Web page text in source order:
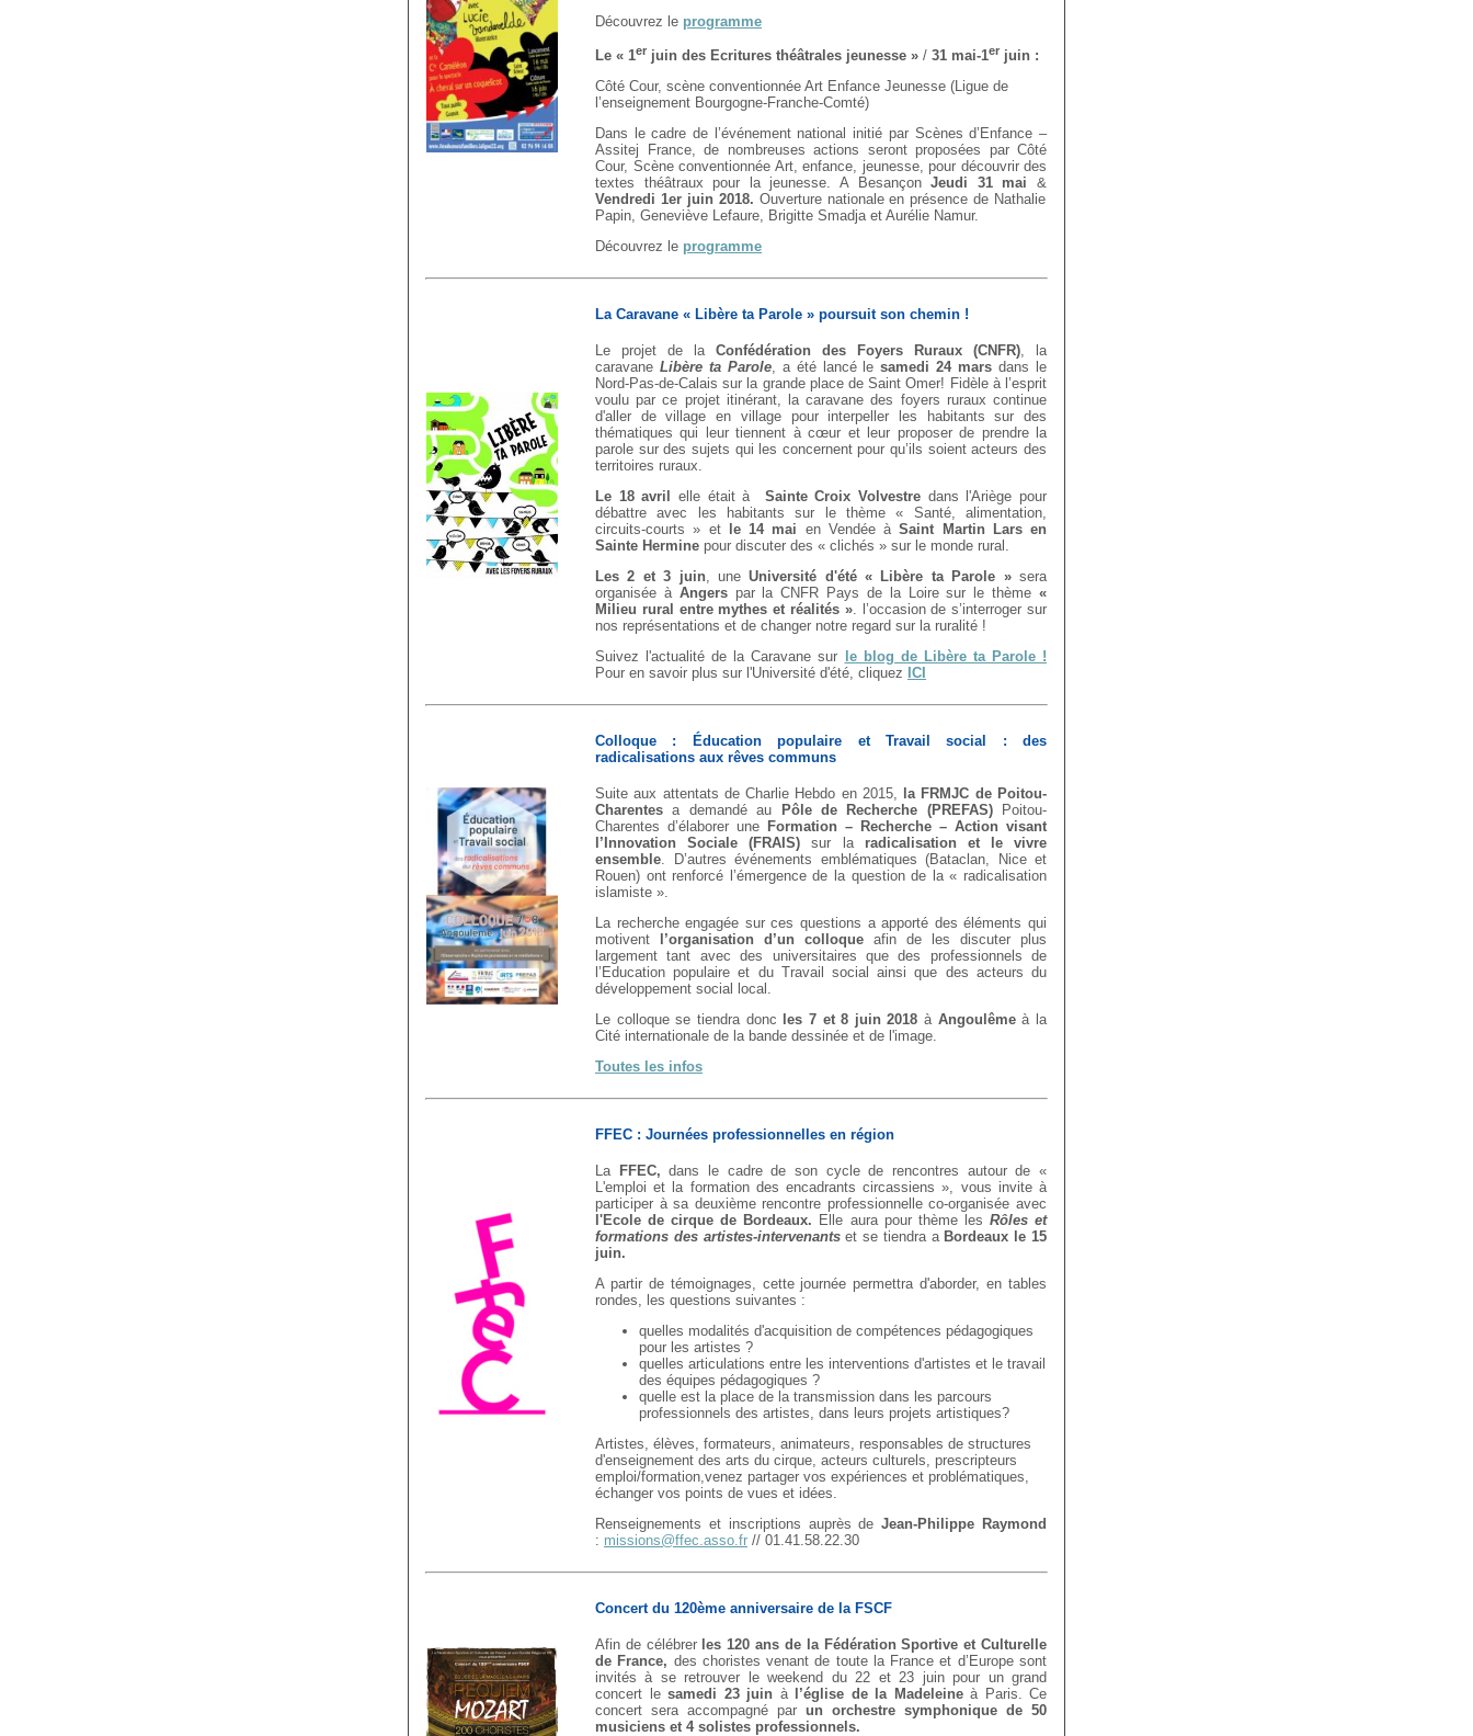
Découvrez le programme
Le « 1er juin des Ecritures théâtrales jeunesse » / 31 mai-1er juin :
Côté Cour, scène conventionnée Art Enfance Jeunesse (Ligue de
l’enseignement Bourgogne-Franche-Comté)
Dans le cadre de l’événement national initié par Scènes d’Enfance –
Assitej France, de nombreuses actions seront proposées par Côté
Cour, Scène conventionnée Art, enfance, jeunesse, pour découvrir des
textes théâtraux pour la jeunesse. A BesançonJeudi 31 mai&
Vendredi 1er juin 2018. Ouverture nationale en présence de Nathalie
Papin, Geneviève Lefaure, Brigitte Smadja et Aurélie Namur.
Découvrez le programme
La Caravane « Libère ta Parole » poursuit son chemin !
Le projet de la Confédération des Foyers Ruraux (CNFR) , la
caravane Libère ta Parole, a été lancé lesamedi 24 mars dans le
Nord-Pas-de-Calais sur la grande place de Saint Omer! Fidèle à l’esprit
voulu par ce projet itinérant, la caravane des foyers ruraux continue
d'aller de village en village pour interpeller les habitants sur des
thématiques qui leur tiennent à cœur et leur proposer de prendre la
parole sur des sujets qui les concernent pour qu’ils soient acteurs des
territoires ruraux.
Le 18 avril elle était à Sainte Croix Volvestre dans l'Ariège pour
débattre avec les habitants sur le thème « Santé, alimentation,
circuits-courts » et le 14 mai en Vendée àSaint Martin Lars en
Sainte Hermine pour discuter des « clichés » sur le monde rural.
Les 2 et 3 juin, uneUniversité d'été « Libère ta Parole »sera
organisée à Angerspar la CNFR Pays de la Loire sur le thème«
Milieu rural entre mythes et réalités ». l’occasion de s’interroger sur
nos représentations et de changer notre regard sur la ruralité !
Suivez l'actualité de la Caravane sur le blog de Libère ta Parole !
Pour en savoir plus sur l'Université d'été, cliquez ICI
Colloque : Éducation populaire et Travail social : des
radicalisations aux rêves communs
Suite aux attentats de Charlie Hebdo en 2015, la FRMJC de Poitou-
Charentes a demandé au Pôle de Recherche (PREFAS)Poitou-
Charentes d’élaborer une Formation – Recherche – Action visant
l’Innovation Sociale (FRAIS) sur la radicalisation et le vivre
ensemble . D’autres événements emblématiques (Bataclan, Nice et
Rouen) ont renforcé l’émergence de la question de la « radicalisation
islamiste ».
La recherche engagée sur ces questions a apporté des éléments qui
motivent l’organisation d’un colloque afin de les discuter plus
largement tant avec des universitaires que des professionnels de
l’Education populaire et du Travail social ainsi que des acteurs du
développement social local.
Le colloque se tiendra donc les 7 et 8 juin 2018 à Angoulêmeà la
Cité internationale de la bande dessinée et de l'image.
Toutes les infos
FFEC : Journées professionnelles en région
La FFEC,dans le cadre de son cycle de rencontres autour de «
L'emploi et la formation des encadrants circassiens », vous invite à
participer à sa deuxième rencontre professionnelle co-organisée avec
l'Ecole de cirque de Bordeaux. Elle aura pour thème les Rôles et
formations des artistes-intervenantset se tiendra a Bordeaux le 15
juin.
A partir de témoignages, cette journée permettra d'aborder, en tables
rondes, les questions suivantes :
quelles modalités d'acquisition de compétences pédagogiques
pour les artistes ?
quelles articulations entre les interventions d'artistes et le travail
des équipes pédagogiques ?
quelle est la place de la transmission dans les parcours
professionnels des artistes, dans leurs projets artistiques?
Artistes, élèves, formateurs, animateurs, responsables de structures
d'enseignement des arts du cirque, acteurs culturels, prescripteurs
emploi/formation,venez partager vos expériences et problématiques,
échanger vos points de vues et idées.
Renseignements et inscriptions auprès deJean-Philippe Raymond
: missions@ffec.asso.fr // 01.41.58.22.30
Concert du 120ème anniversaire de la FSCF
Afin de célébrer les 120 ans de la Fédération Sportive et Culturelle
de France, des choristes venant de toute la France et d’Europe sont
invités à se retrouver le weekend du 22 et 23 juin pour un grand
concert le samedi 23 juin à l’église de la Madeleineà Paris. Ce
concert sera accompagné par un orchestre symphonique de 50
musiciens et 4 solistes professionnels.